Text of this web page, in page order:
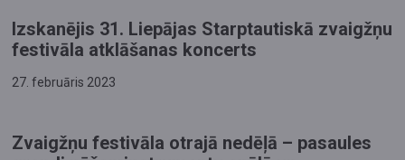
Izskanējis 31. Liepājas Starptautiskā zvaigžņu
festivāla atklāšanas koncerts
27. februāris 2023
Zvaigžņu festivāla otrajā nedēļā – pasaules